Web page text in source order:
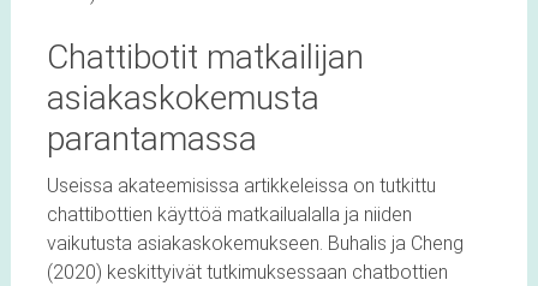
Chattibotit matkailijan
asiakaskokemusta
parantamassa
Useissa akateemisissa artikkeleissa on tutkittu
chattibottien käyttöä matkailualalla ja niiden
vaikutusta asiakaskokemukseen. Buhalis ja Cheng
(2020) keskittyivät tutkimuksessaan chatbottien